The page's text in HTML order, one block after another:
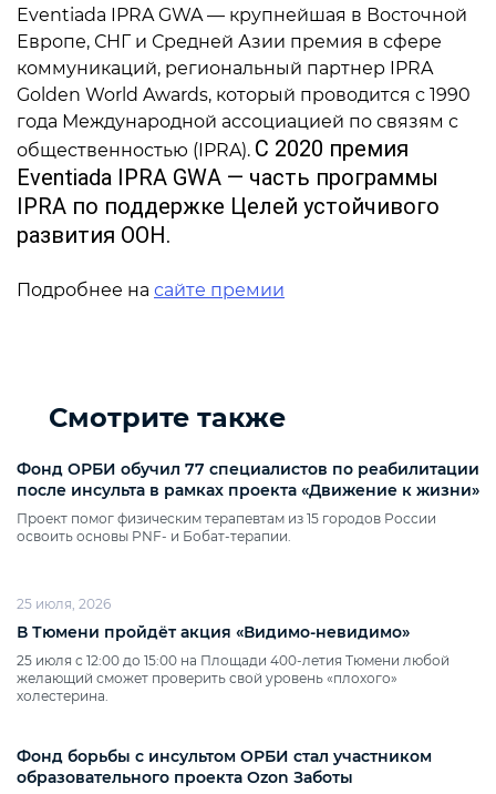
Eventiada IPRA GWA — крупнейшая в Восточной
Европе, СНГ и Средней Азии премия в сфере
коммуникаций, региональный партнер IPRA
Golden World Awards, который проводится с 1990
года Международной ассоциацией по связям с
общественностью (IPRA). С 2020 премия
Eventiada IPRA GWA — часть программы
IPRA по поддержке Целей устойчивого
развития ООН.
Подробнее на сайте премии
Смотрите также
Фонд ОРБИ обучил 77 специалистов по реабилитации
после инсульта в рамках проекта «Движение к жизни»
Проект помог физическим терапевтам из 15 городов России
освоить основы PNF‑ и Бобат‑терапии.
25 июля, 2026
В Тюмени пройдёт акция «Видимо‑невидимо»
25 июля с 12:00 до 15:00 на Площади 400‑летия Тюмени любой
желающий сможет проверить свой уровень «плохого»
холестерина.
Фонд борьбы с инсультом ОРБИ стал участником
образовательного проекта Ozon Заботы